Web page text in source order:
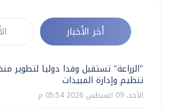
أخر الأخبار
"الزراعة" تستقبل وفدا دوليا لتطوير
تنظيم وإدارة المبيدات
الأحد، 09 اغسطس 2026 05:54 م